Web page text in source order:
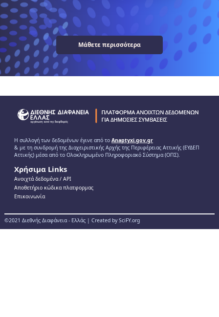
Μάθετε περισσότερα
Η συλλογή των δεδομένων έγινε από το Anaptyxi.gov.gr
& με τη συνδρομή της Διαχειριστικής Αρχής της Περιφέρειας Αττικής (ΕΥΔΕΠ
Αττικής) μέσα από το Ολοκληρωμένο Πληροφοριακό Σύστημα (ΟΠΣ).
Χρήσιμα Links
Ανοιχτά δεδομένα / ΑPI
Αποθετήριο κώδικα πλατφορμας
Επικοινωνία
©2021 Διεθνής Διαφάνεια - Ελλάς | Created by SciFY.org